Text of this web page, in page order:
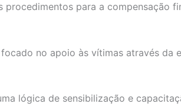
para a compensação
no apoio às vítimas através da
lógica de sensibilização e